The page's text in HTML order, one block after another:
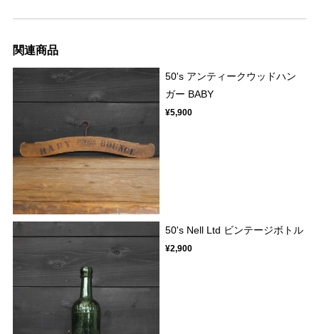
関連商品
50's アンティークウッドハン
ガー BABY
¥5,900
50's Nell Ltd ビンテージボトル
¥2,900